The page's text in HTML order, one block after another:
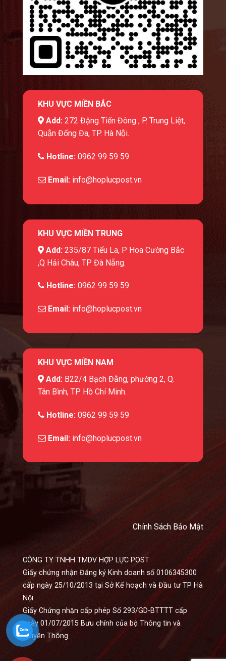
KHU VỰC MIỀN BẮC
Add: 272 Đặng Tiến Đông , P. Trung Liệt,
Quận Đống Đa, TP. Hà Nội.
Hotline: 0962 99 59 59
Email: info@hoplucpost.vn
KHU VỰC MIỀN TRUNG
Add: 235/87 Tiểu La, P Hoa Cường Bắc
,Q Hải Châu, TP Đà Nẵng.
Hotline: 0962 99 59 59
Email: info@hoplucpost.vn
KHU VỰC MIỀN NAM
Add: B22/4 Bạch Đằng, phường 2, Q.
Tân Bình, TP Hồ Chí Minh.
Hotline: 0962 99 59 59
Email: info@hoplucpost.vn
Chính Sách Bảo Mật
CÔNG TY TNHH TMDV HỢP LỰC POST
Giấy chứng nhận Đăng ký Kinh doanh số 0106345300
cấp ngày 25/10/2013 tại Sở Kế hoạch và Đầu tư TP Hà
Nội.
Giấy Chứng nhận cấp phép Số 293/GD-BTTTT cấp
ngày 01/07/2015 Bưu chính của bộ Thông tin và
Truyền Thông.